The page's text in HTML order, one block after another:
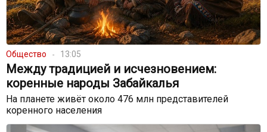
Общество 13:05
Между традицией и исчезновением:
коренные народы Забайкалья
На планете живёт около 476 млн представителей
коренного населения